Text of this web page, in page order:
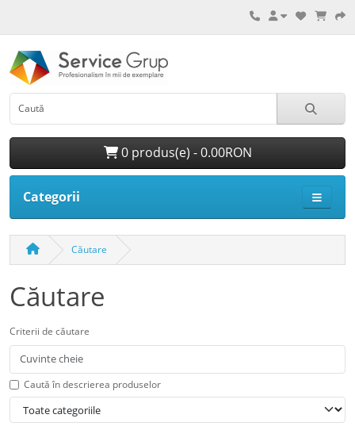
0 produs(e) - 0.00RON
Categorii
Căutare
Căutare
Criterii de căutare
Caută în descrierea produselor